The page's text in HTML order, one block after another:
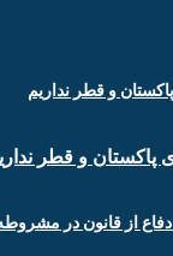
پاکستان و قطر